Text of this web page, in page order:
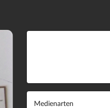
Medienarten